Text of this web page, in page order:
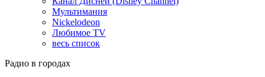
Мультимания
Nickelodeon
Любимое TV
весь список
Радио в городах